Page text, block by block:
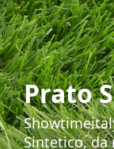
Prato
Sintetico, da